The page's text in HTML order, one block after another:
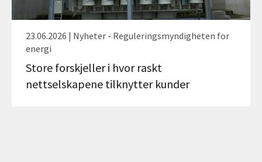
23.06.2026 | Nyheter - Reguleringsmyndigheten for
energi
Store forskjeller i hvor raskt
nettselskapene tilknytter kunder